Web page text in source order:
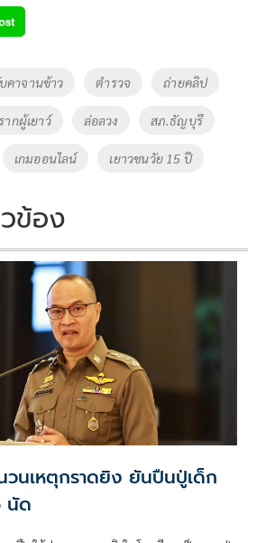
p
y
Li
k
คาจานข้าว ตำรวจ ถ่ายคลิป
ากผู้เยาว์ ล่อลวง สภ.ธัญบุรี
เกมออนไลน์ เยาวชนวัย 15 ปี
ข้อง
วนเหตุกราดยิง ยันปืนปู่เด็ก
นัด